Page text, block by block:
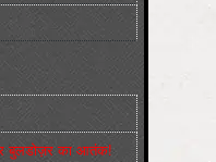
बुलडोज़र का आतंक!